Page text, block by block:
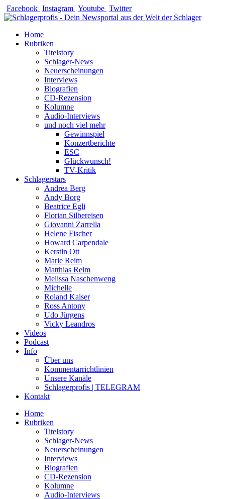
Zum
Inhalt
Facebook Instagram Youtube Twitter
Home
Rubriken
Titelstory
Schlager-News
Neuerscheinungen
Interviews
Biografien
CD-Rezension
Kolumne
Audio-Interviews
und noch viel mehr
Gewinnspiel
Konzertberichte
ESC
Glückwunsch!
TV-Kritik
Schlagerstars
Andrea Berg
Andy Borg
Beatrice Egli
Florian Silbereisen
Giovanni Zarrella
Helene Fischer
Howard Carpendale
Kerstin Ott
Marie Reim
Matthias Reim
Melissa Naschenweng
Michelle
Roland Kaiser
Ross Antony
Udo Jürgens
Vicky Leandros
Videos
Podcast
Info
Über uns
Kommentarrichtlinien
Unsere Kanäle
Schlagerprofis | TELEGRAM
Kontakt
Home
Rubriken
Titelstory
Schlager-News
Neuerscheinungen
Interviews
Biografien
CD-Rezension
Kolumne
Audio-Interviews